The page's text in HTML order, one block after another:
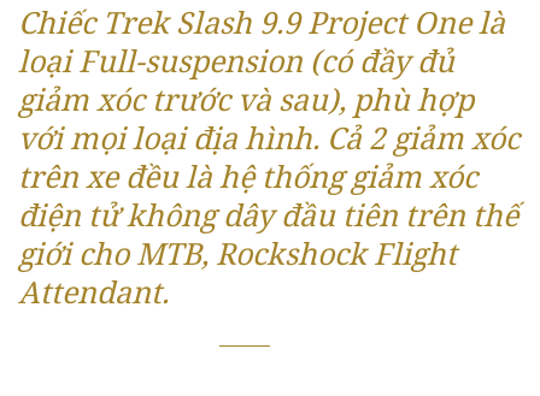
Chiếc Trek Slash 9.9 Project One là
loại Full-suspension (có đầy đủ
giảm xóc trước và sau), phù hợp
với mọi loại địa hình. Cả 2 giảm xóc
trên xe đều là hệ thống giảm xóc
điện tử không dây đầu tiên trên thế
giới cho MTB, Rockshock Flight
Attendant.